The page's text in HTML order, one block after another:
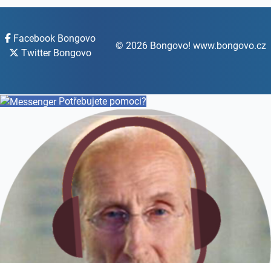
Facebook Bongovo
Twitter Bongovo
© 2026 Bongovo! www.bongovo.cz
Potřebujete pomoci?